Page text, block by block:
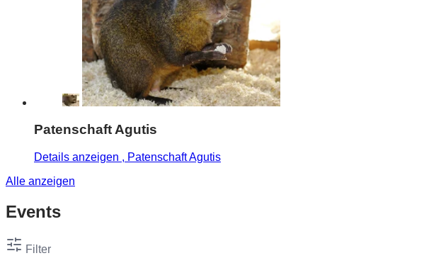
Patenschaft Agutis
Details anzeigen , Patenschaft Agutis
Alle anzeigen
Events
Filter